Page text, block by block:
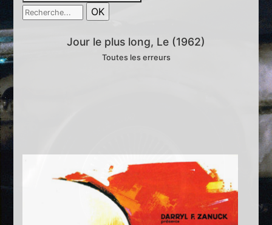
Jour le plus long, Le (1962)
Toutes les erreurs